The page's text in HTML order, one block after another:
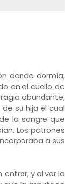
donde dormía,
en el cuello de
abundante,
su hija el cual
la sangre que
Los patrones
a sus
entrar, y al ver la